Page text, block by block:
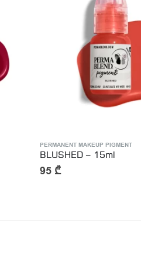
PERMANENT MAKEUP PIGMENT
LUXE – ROUGE 15ml
120₾